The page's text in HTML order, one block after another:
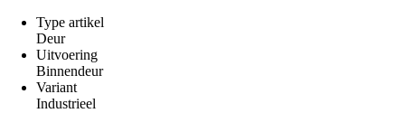
Type artikel
Deur
Uitvoering
Binnendeur
Variant
Industrieel